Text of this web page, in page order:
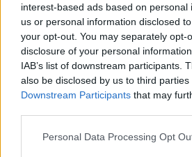
interest-based ads based on personal
us or personal information disclosed
your opt-out. You may separately opt-
disclosure of your personal
IAB’s list of downstream participants.
also be disclosed by us to third parties
Downstream Participants that may
Personal Data Processing Opt
pijn in het bekkengebied
Maandagmiddag het infuus
ik niet meer lopen door rugpijn.
veel verbeterd. Kan wel weer
in het gehele bekkengebied.